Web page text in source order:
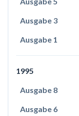
Ausgabe 3
Ausgabe 1
1995
Ausgabe 8
Ausgabe 6